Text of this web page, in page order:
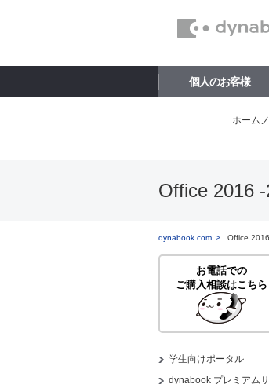
個人のお客様
ホーム
Office 2016
dynabook.com Office
お電話での
ご購入相談はこちら
学生向けポータル
dynabook プレミアム